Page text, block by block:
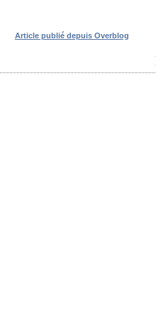
Article publié depuis Overblog